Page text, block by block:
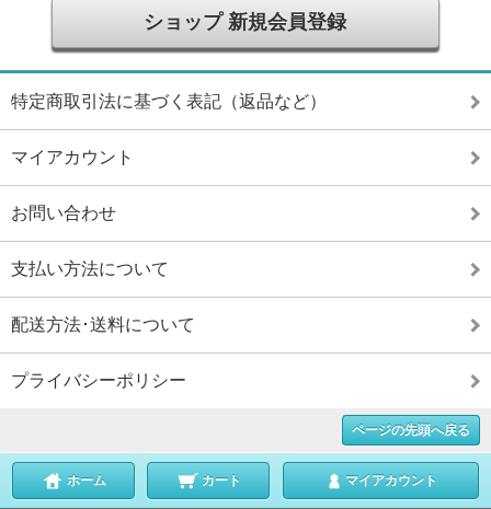
ショップ 新規会員登録
特定商取引法に基づく表記（返品など）
マイアカウント
お問い合わせ
支払い方法について
配送方法･送料について
プライバシーポリシー
ページの先頭へ戻る
ホーム カート マイアカウント